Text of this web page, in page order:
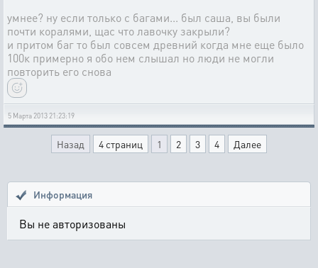
умнее? ну если только с багами... был саша, вы были
почти коралями, щас что лавочку закрыли?
и притом баг то был совсем древний когда мне еще было
100к примерно я обо нем слышал но люди не могли
повторить его снова
5 Марта 2013 21:23:19
Назад 4 страниц 1 2 3 4 Далее
Информация
Вы не авторизованы